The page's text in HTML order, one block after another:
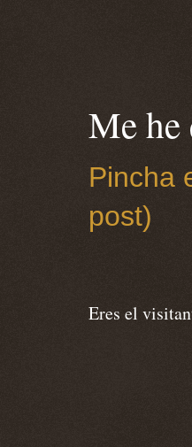
Me he
Pincha
post)
Eres el